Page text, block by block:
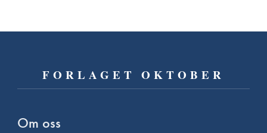
FORLAGET OKTOBER
Om oss